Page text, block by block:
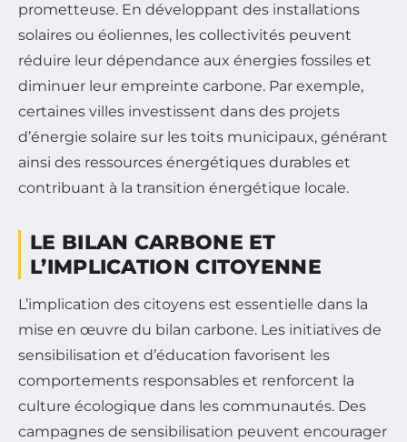
prometteuse. En développant des installations
solaires ou éoliennes, les collectivités peuvent
réduire leur dépendance aux énergies fossiles et
diminuer leur empreinte carbone. Par exemple,
certaines villes investissent dans des projets
d’énergie solaire sur les toits municipaux, générant
ainsi des ressources énergétiques durables et
contribuant à la transition énergétique locale.
LE BILAN CARBONE ET
L’IMPLICATION CITOYENNE
L’implication des citoyens est essentielle dans la
mise en œuvre du bilan carbone. Les initiatives de
sensibilisation et d’éducation favorisent les
comportements responsables et renforcent la
culture écologique dans les communautés. Des
campagnes de sensibilisation peuvent encourager